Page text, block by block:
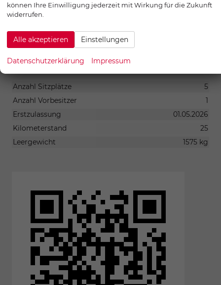
kann im Einzelfall vom tatsächlichen Umfang
abweichen. Den genauen Ausstattungsumfang erhalten
Sie von unserem Verkaufspersonal. Bitte zögern Sie
nicht, uns zu kontaktieren. Wir freuen uns auf Ihre
Anzahl Sitzplätze
5
Anzahl Vorbesitzer
1
Erstzulassung
01.05.2026
Kilometerstand
25
Leergewicht
1575 kg
können Ihre Einwilligung jederzeit mit Wirkung für die Zukunft
widerrufen.
Alle akzeptieren Einstellungen
Datenschutzerklärung Impressum